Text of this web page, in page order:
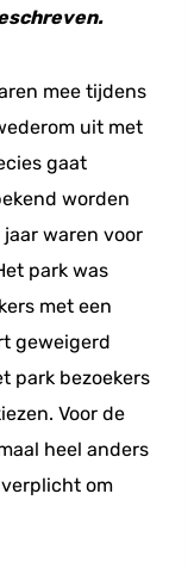
mee tijdens
uit met
gaat
worden
waren voor
park was
met een
geweigerd
park bezoekers
Voor de
heel anders
om